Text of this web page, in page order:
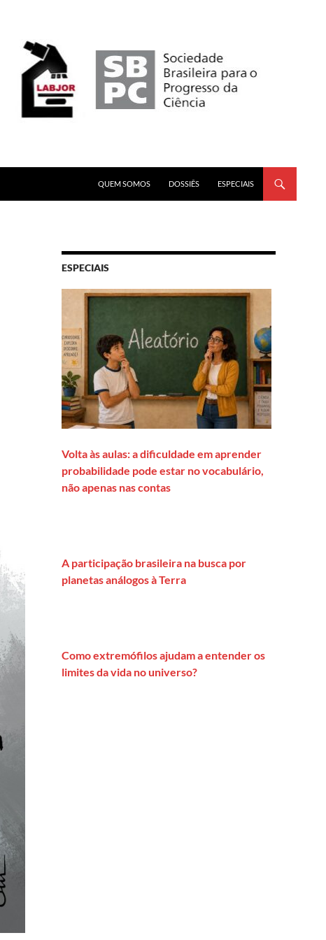
QUEM SOMOS
DOSSIÊS ESPECIAIS
ESPECIAIS
Volta às aulas: a dificuldade em aprender
probabilidade pode estar no vocabulário,
não apenas nas contas
A participação brasileira na busca por
planetas análogos à Terra
Como extremófilos ajudam a entender os
limites da vida no universo?